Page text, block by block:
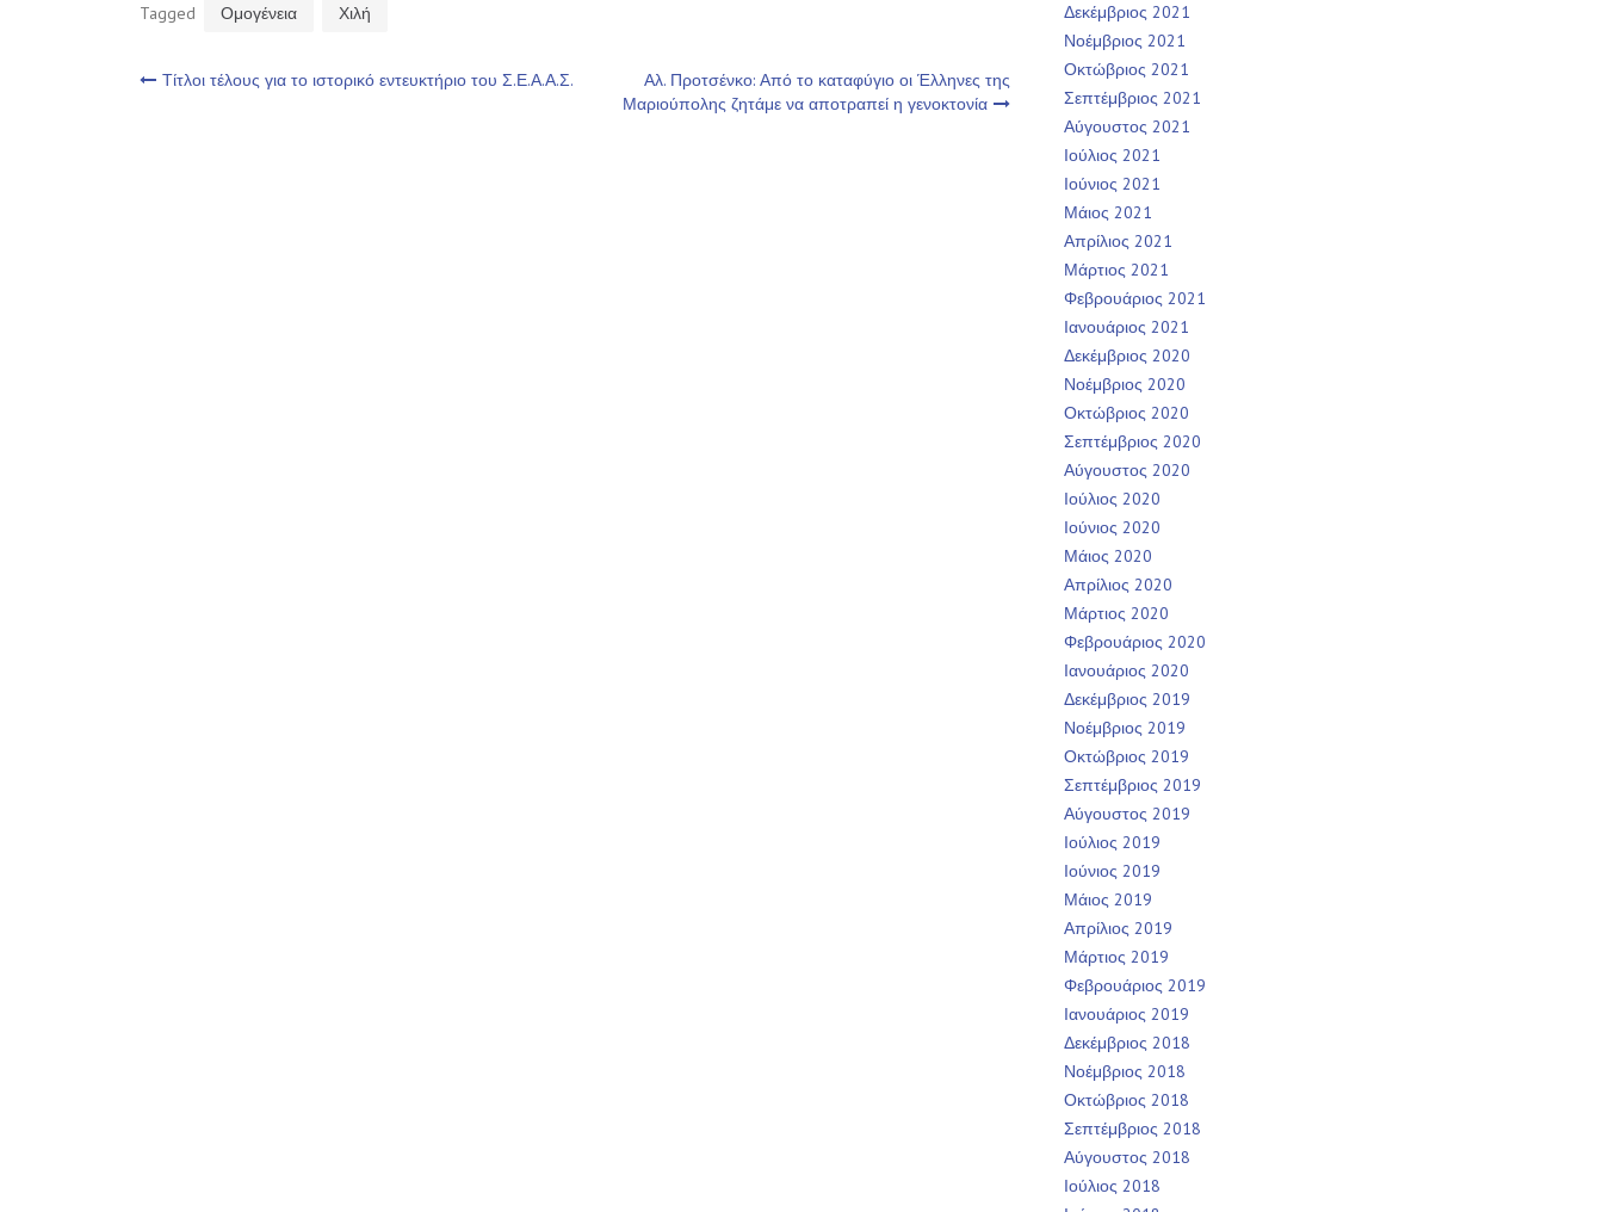
Tagged Ομογένεια Χιλή
Πλοήγηση
Τίτλοι τέλους για το ιστορικό εντευκτήριο του Σ.Ε.Α.Α.Σ.
Αλ. Προτσένκο: Από το καταφύγιο οι Έλληνες της
Μαριούπολης ζητάμε να αποτραπεί η γενοκτονία
Δεκέμβριος 2021
Νοέμβριος 2021
Οκτώβριος 2021
Σεπτέμβριος 2021
Αύγουστος 2021
Ιούλιος 2021
Ιούνιος 2021
Μάιος 2021
Απρίλιος 2021
Μάρτιος 2021
Φεβρουάριος 2021
Ιανουάριος 2021
Δεκέμβριος 2020
Νοέμβριος 2020
Οκτώβριος 2020
Σεπτέμβριος 2020
Αύγουστος 2020
Ιούλιος 2020
Ιούνιος 2020
Μάιος 2020
Απρίλιος 2020
Μάρτιος 2020
Φεβρουάριος 2020
Ιανουάριος 2020
Δεκέμβριος 2019
Νοέμβριος 2019
Οκτώβριος 2019
Σεπτέμβριος 2019
Αύγουστος 2019
Ιούλιος 2019
Ιούνιος 2019
Μάιος 2019
Απρίλιος 2019
Μάρτιος 2019
Φεβρουάριος 2019
Ιανουάριος 2019
Δεκέμβριος 2018
Νοέμβριος 2018
Οκτώβριος 2018
Σεπτέμβριος 2018
Αύγουστος 2018
Ιούλιος 2018